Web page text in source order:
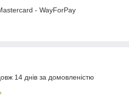
- WayForPay
14 днів за домовленістю